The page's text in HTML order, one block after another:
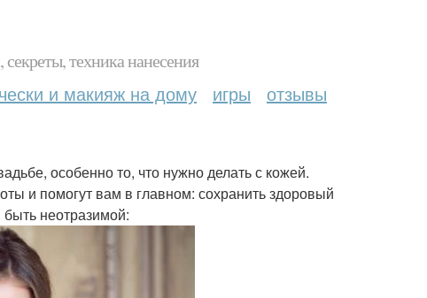
техника нанесения
и макияж на дому игры отзывы
особенно то, что нужно делать с кожей.
и помогут вам в главном: сохранить здоровый
неотразимой: